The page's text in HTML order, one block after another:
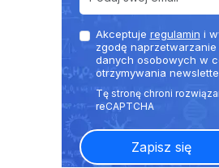
Akceptuje regulamin i
zgodę
danych osobowych w
otrzymywania